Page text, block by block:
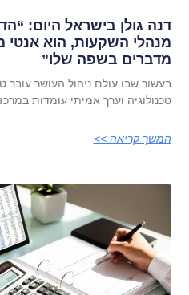
דנה גולן בישראל היום:
מנהלי השקעות, הוא
מדברים בשפה שלו”
בעשור שבו עולם ניהול העושר
טכנולוגיה וערך אמיתי עומדות
המשך קריאה >>